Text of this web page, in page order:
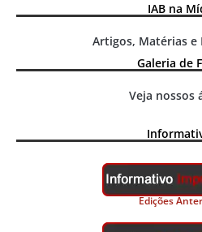
IAB na
Artigos, Matérias e
Galeria de
Veja nossos
Edições